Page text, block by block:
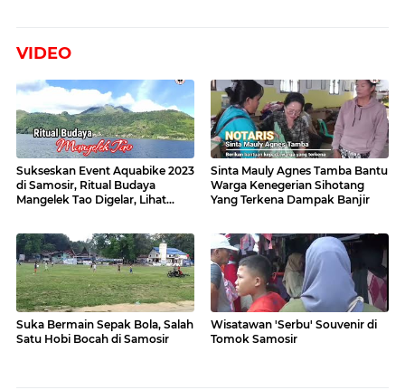
VIDEO
Sukseskan Event Aquabike 2023
di Samosir, Ritual Budaya
Mangelek Tao Digelar, Lihat
Sinta Mauly Agnes Tamba Bantu
Warga Kenegerian Sihotang
Yang Terkena Dampak Banjir
Suka Bermain Sepak Bola, Salah
Satu Hobi Bocah di Samosir
Wisatawan 'Serbu' Souvenir di
Tomok Samosir